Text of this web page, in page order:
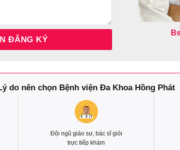
do nên chọn Bệnh viện Đa Khoa Hồng Phát
Đội ngũ giáo sư, bác sĩ giỏi
trực tiếp khám